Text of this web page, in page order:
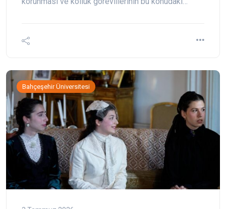
Bahçeşehir Üniversitesi